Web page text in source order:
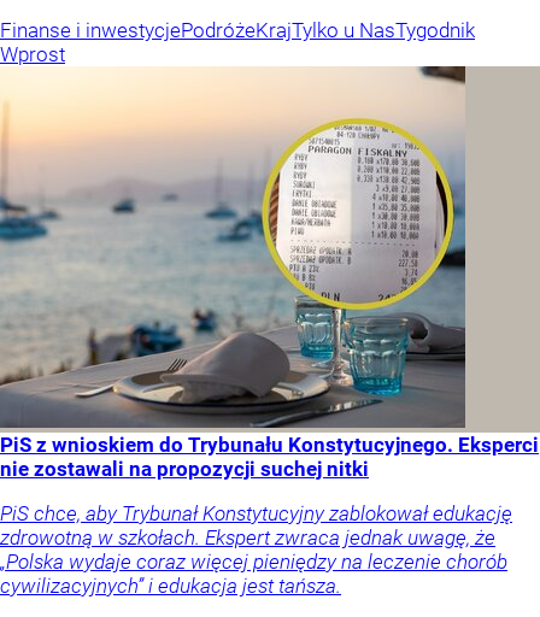
Finanse i inwestycjePodróżeKrajTylko u NasTygodnik
Wprost
PiS z wnioskiem do Trybunału Konstytucyjnego. Eksperci
nie zostawali na propozycji suchej nitki
PiS chce, aby Trybunał Konstytucyjny zablokował edukację
zdrowotną w szkołach. Ekspert zwraca jednak uwagę, że
„Polska wydaje coraz więcej pieniędzy na leczenie chorób
cywilizacyjnych” i edukacja jest tańsza.